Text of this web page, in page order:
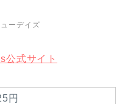
ーデイズ
公式サイト
円